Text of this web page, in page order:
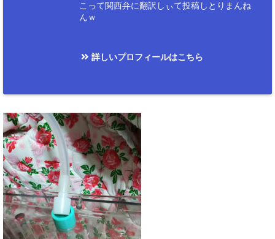
こって関西弁に翻訳しぃて投稿しとりまんね
んｗ
詳しいプロフィールはこちら